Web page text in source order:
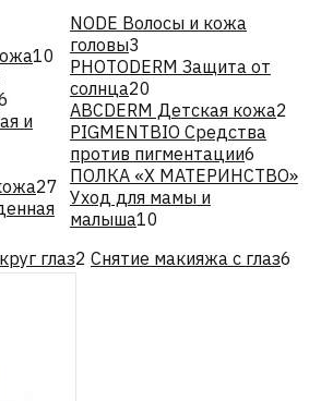
10
и
27
NODE Волосы и кожа
головы3
PHOTODERM Защита от
солнца20
ABCDERM Детская кожа2
PIGMENTBIO Средства
против пигментации6
ПОЛКА «Х МАТЕРИНСТВО»
Уход для мамы и
малыша10
глаз2 Снятие макияжа с глаз6